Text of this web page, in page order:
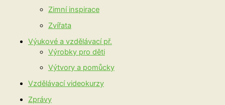
Zimní inspirace
Zvířata
Výukové a vzdělávací př.
Výrobky pro děti
Výtvory a pomůcky
Vzdělávací videokurzy
Zprávy